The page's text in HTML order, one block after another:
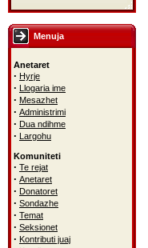
Menuja
Anetaret
· Hyrje
· Llogaria ime
· Mesazhet
· Administrimi
· Dua ndihme
· Largohu
Komuniteti
· Te rejat
· Anetaret
· Donatoret
· Sondazhe
· Temat
· Seksionet
· Kontributi juaj